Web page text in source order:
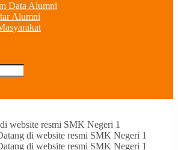
Data Alumni
Alumni
website resmi SMK Negeri 1
di website resmi SMK Negeri 1
di website resmi SMK Negeri 1